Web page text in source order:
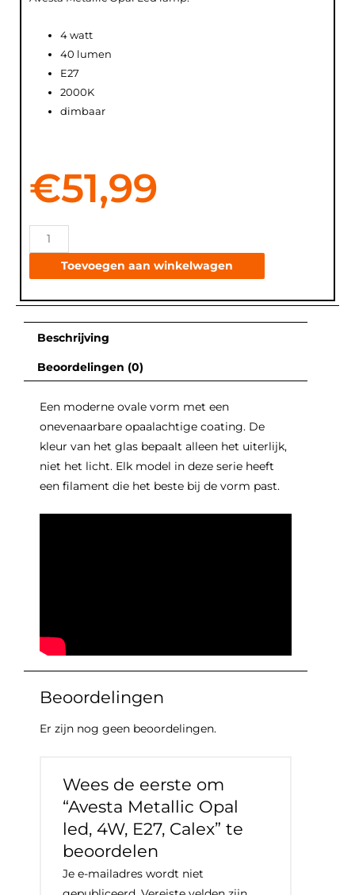
4 watt
40 lumen
E27
2000K
dimbaar
€51,99
Toevoegen aan winkelwagen
Beschrijving
Beoordelingen (0)
Een moderne ovale vorm met een
onevenaarbare opaalachtige coating. De
kleur van het glas bepaalt alleen het uiterlijk,
niet het licht. Elk model in deze serie heeft
een filament die het beste bij de vorm past.
Beoordelingen
Er zijn nog geen beoordelingen.
Wees de eerste om
“Avesta Metallic Opal
led, 4W, E27, Calex” te
beoordelen
Je e-mailadres wordt niet